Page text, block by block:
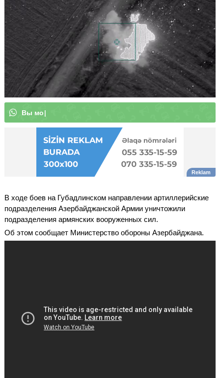
Вы мож
В ходе боев на Губадлинском направлении артиллерийские
подразделения Азербайджанской Армии уничтожили
подразделения армянских вооруженных сил.
Об этом сообщает Министерство обороны Азербайджана.